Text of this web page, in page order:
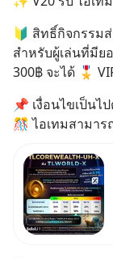
🔰 สิทธิ์กิจกรรม
สำหรับผู้เล่นที่มีย
300฿ จะได้ 🎖
📌 เงื่อนไขเป็น
🎊 ไอเทมสามา